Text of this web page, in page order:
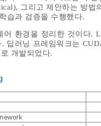
그리고 제안하는 방
습과 검증을 수행했다.
어 환경을 정리한 것이다.
딥러닝 프레임워크는
개발되었다.